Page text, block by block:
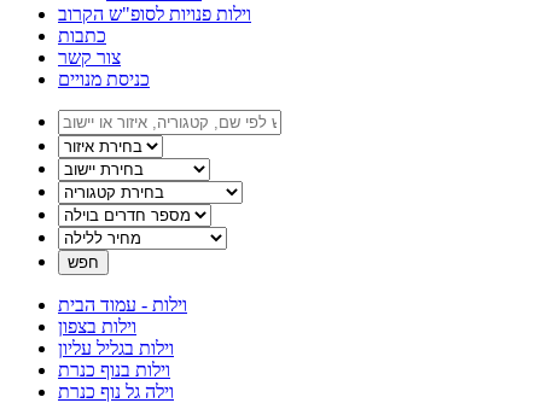
וילות פנויות לסופ"ש הקרוב
כתבות
צור קשר
כניסת מנויים
וילות - עמוד הבית
וילות בצפון
וילות בגליל עליון
וילות בנוף כנרת
וילה גל נוף כנרת